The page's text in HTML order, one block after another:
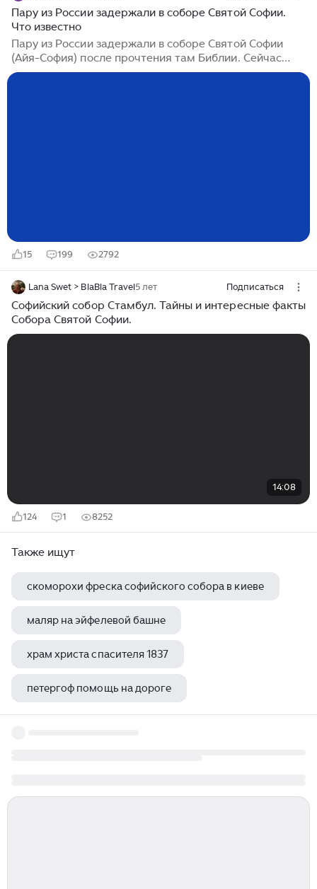
Пару из России задержали в соборе Святой Софии.
Что известно
Пару из России задержали в соборе Святой Софии
(Айя-София) после прочтения там Библии. Сейчас
россиян, в отношении которых было возбуждено
15 199 2792
Lana Swet > BlaBla Travel5 лет Подписаться
Софийский собор Стамбул. Тайны и интересные факты
Собора Святой Софии.
14:08
124 1 8252
Также ищут
скоморохи фреска софийского собора в киеве
маляр на эйфелевой башне
храм христа спасителя 1837
петергоф помощь на дороге